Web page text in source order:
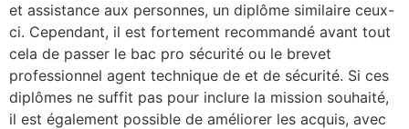
et assistance aux personnes, un diplôme similaire ceux-
ci. Cependant, il est fortement recommandé avant tout
cela de passer le bac pro sécurité ou le brevet
professionnel agent technique de et de sécurité. Si ces
diplômes ne suffit pas pour inclure la mission souhaité,
il est également possible de améliorer les acquis, avec